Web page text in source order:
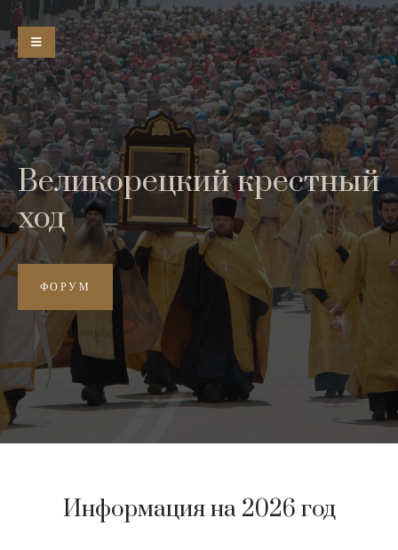
Великорецкий крестный
ход
ФОРУМ
Информация на 2026 год